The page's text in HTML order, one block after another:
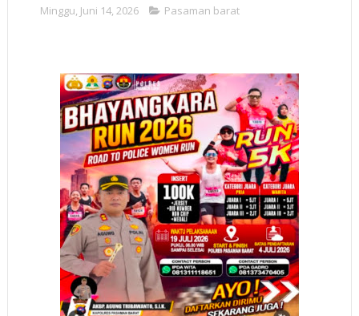
Minggu, Juni 14, 2026 Pasaman barat